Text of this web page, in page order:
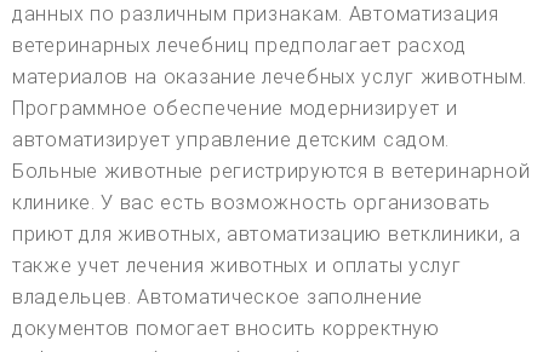
данных по различным признакам. Автоматизация
ветеринарных лечебниц предполагает расход
материалов на оказание лечебных услуг животным.
Программное обеспечение модернизирует и
автоматизирует управление детским садом.
Больные животные регистрируются в ветеринарной
клинике. У вас есть возможность организовать
приют для животных, автоматизацию ветклиники, а
также учет лечения животных и оплаты услуг
владельцев. Автоматическое заполнение
документов помогает вносить корректную